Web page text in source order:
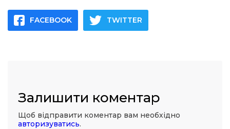
FACEBOOK TWITTER
Залишити коментар
Щоб відправити коментар вам необхідно
авторизуватись.